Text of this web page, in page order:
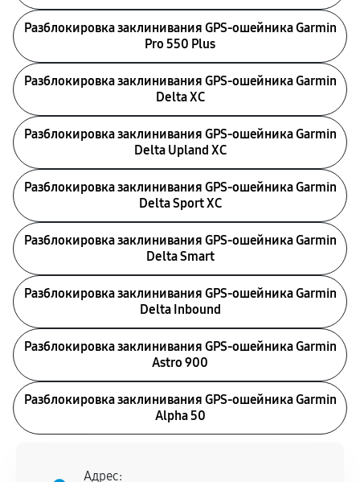
Разблокировка заклинивания GPS-ошейника Garmin
Pro 550 Plus
Разблокировка заклинивания GPS-ошейника Garmin
Delta XC
Разблокировка заклинивания GPS-ошейника Garmin
Delta Upland XC
Разблокировка заклинивания GPS-ошейника Garmin
Delta Sport XC
Разблокировка заклинивания GPS-ошейника Garmin
Delta Smart
Разблокировка заклинивания GPS-ошейника Garmin
Delta Inbound
Разблокировка заклинивания GPS-ошейника Garmin
Astro 900
Разблокировка заклинивания GPS-ошейника Garmin
Alpha 50
Адрес: